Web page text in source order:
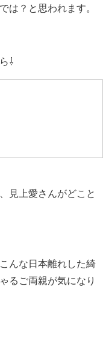
は？と思われます。
⇩
見上愛さんがどこと
んな日本離れした綺
るご両親が気になり